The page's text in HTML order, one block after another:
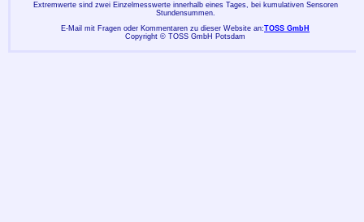
Extremwerte sind zwei Einzelmesswerte innerhalb eines Tages, bei kumulativen Sensoren
Stundensummen.
E-Mail mit Fragen oder Kommentaren zu dieser Website an:TOSS GmbH
Copyright © TOSS GmbH Potsdam